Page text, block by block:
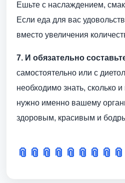
Ешьте с наслаждением,
Если еда для вас
вместо увеличения
7. И обязательно
самостоятельно или с
необходимо знать, сколько и
нужно именно вашему
здоровым, красивым и
📎 📎 📎 📎 📎 📎 📎 📎 📎